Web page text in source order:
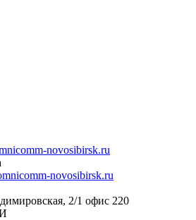
novosibirsk.ru
novosibirsk.ru
2/1 офис 220